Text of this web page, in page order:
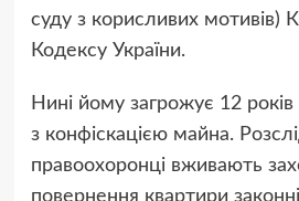
суду з корисливих мотивів)
Кодексу України.
Нині йому загрожує 12
з конфіскацією майна.
правоохоронці вживають
повернення квартири